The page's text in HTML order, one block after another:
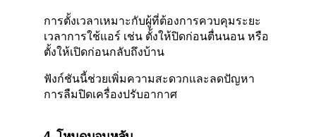
การตั้งเวลาเหมาะกับผู้ที่ต้องการควบคุมระยะ
เวลาการใช้แอร์ เช่น ตั้งให้ปิดก่อนตื่นนอน หรือ
ตั้งให้เปิดก่อนกลับถึงบ้าน
ฟังก์ชันนี้ช่วยเพิ่มความสะดวกและลดปัญหา
การลืมปิดเครื่องปรับอากาศ